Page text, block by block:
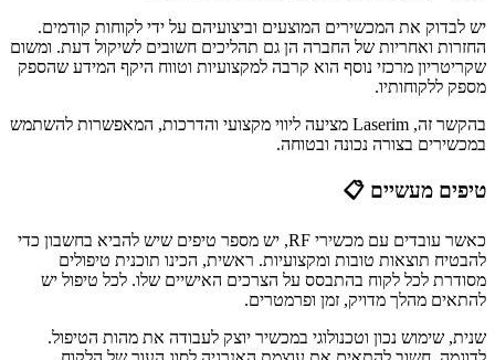
יש לבדוק את המכשירים המוצעים וביצועיהם על ידי לקוחות קודמים.
החזרות ואחריות של החברה הן גם תהליכים חשובים לשיקול דעת. ומשום
שקריטריון מרכזי נוסף הוא קרבה למקצועיות וטווח היקף המידע שהספק
מספק ללקוחותיו.
בהקשר זה, Laserim מציעה ליווי מקצועי והדרכות, המאפשרות להשתמש
במכשירים בצורה נכונה ובטוחה.
טיפים מעשיים 📋
כאשר עובדים עם מכשירי RF, יש מספר טיפים שיש להביא בחשבון כדי
להבטיח תוצאות טובות ומקצועיות. ראשית, הכינו תוכנית טיפולים
מסודרת לכל לקוח בהתבסס על הצרכים האישיים שלו. לכל טיפול יש
להתאים מהלך מדויק, זמן ופרמטרים.
שנית, שימוש נכון וטכנולוגי במכשיר יוצק לעבודה את מהות הטיפול.